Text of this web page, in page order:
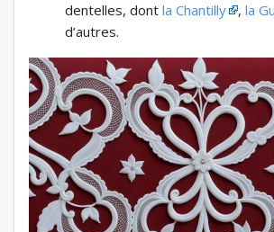
dentelles, dont la Chantilly , la
d’autres.